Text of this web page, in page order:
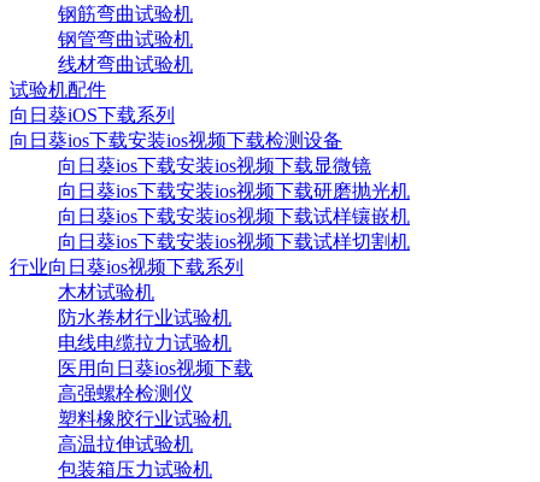
钢筋弯曲试验机
钢管弯曲试验机
线材弯曲试验机
试验机配件
向日葵iOS下载系列
向日葵ios下载安装ios视频下载检测设备
向日葵ios下载安装ios视频下载显微镜
向日葵ios下载安装ios视频下载研磨抛光机
向日葵ios下载安装ios视频下载试样镶嵌机
向日葵ios下载安装ios视频下载试样切割机
行业向日葵ios视频下载系列
木材试验机
防水卷材行业试验机
电线电缆拉力试验机
医用向日葵ios视频下载
高强螺栓检测仪
塑料橡胶行业试验机
高温拉伸试验机
包装箱压力试验机